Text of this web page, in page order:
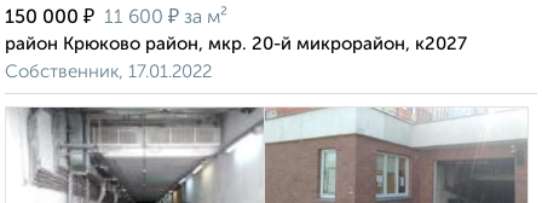
150 000 ₽ 11 600 ₽ за м²
район Крюково район, мкр. 20-й микрорайон, к2027
Собственник, 17.01.2022